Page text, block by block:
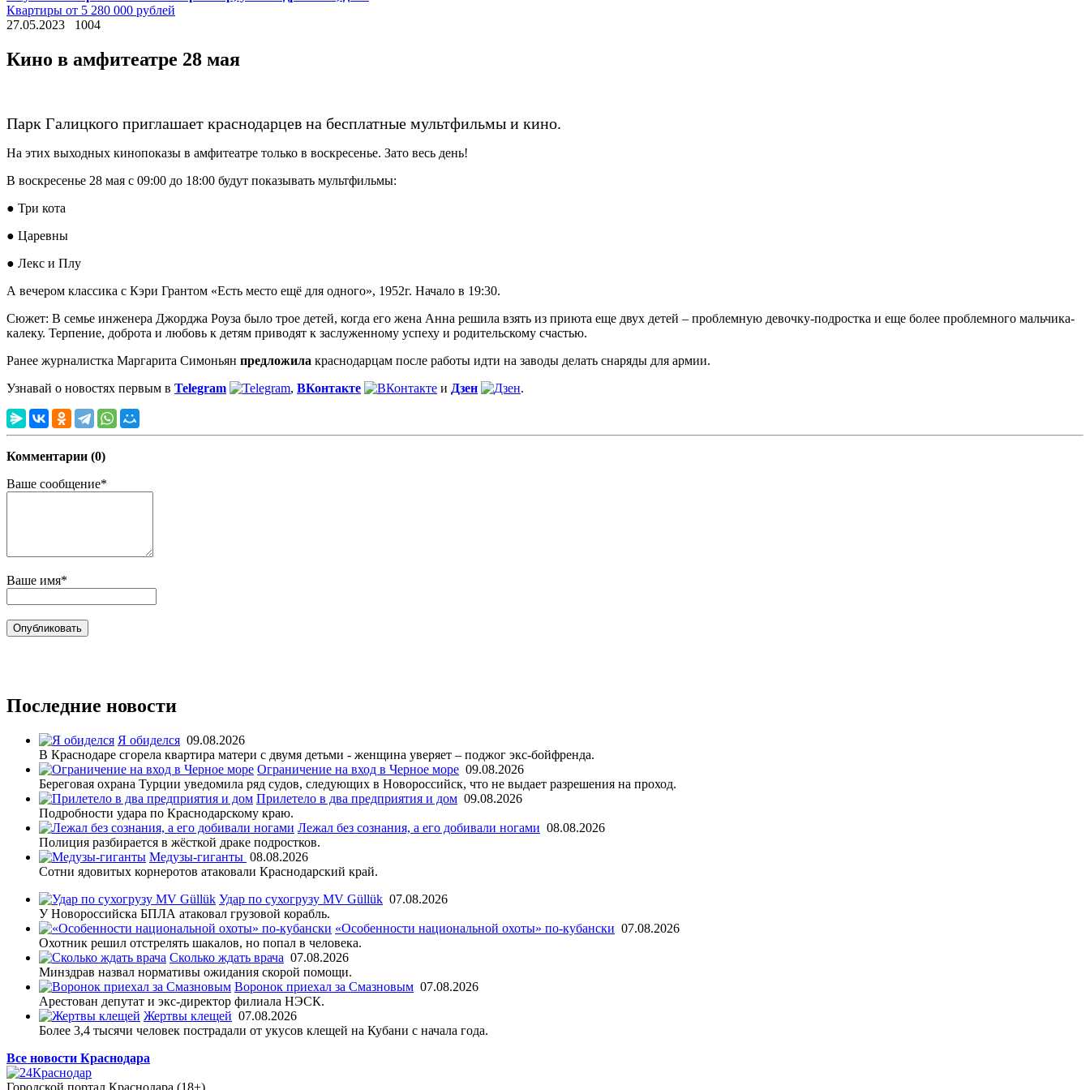
Квартиры от 5 280 000 рублей
27.05.2023
1004
Кино в амфитеатре 28 мая
Парк Галицкого приглашает краснодарцев на бесплатные мультфильмы и кино.
На этих выходных кинопоказы в амфитеатре только в воскресенье. Зато весь день!
В воскресенье 28 мая с 09:00 до 18:00 будут показывать мультфильмы:
● Три кота
● Царевны
● Лекс и Плу
А вечером классика с Кэри Грантом «Есть место ещё для одного», 1952г. Начало в 19:30.
Сюжет: В семье инженера Джорджа Роуза было трое детей, когда его жена Анна решила взять из приюта еще двух детей – проблемную девочку-подростка и еще более проблемного мальчика-
калеку. Терпение, доброта и любовь к детям приводят к заслуженному успеху и родительскому счастью.‌
Ранее журналистка Маргарита Симоньян предложила краснодарцам после работы идти на заводы делать снаряды для армии. ‌‌‌
Узнавай о новостях первым в Telegram , ВКонтакте и Дзен .
Комментарии (0)
Ваше сообщение*
Ваше имя*
Последние новости
Я обиделся 09.08.2026
В Краснодаре сгорела квартира матери с двумя детьми - женщина уверяет – поджог экс-бойфренда.
Ограничение на вход в Черное море 09.08.2026
Береговая охрана Турции уведомила ряд судов, следующих в Новороссийск, что не выдает разрешения на проход.
Прилетело в два предприятия и дом 09.08.2026
Подробности удара по Краснодарскому краю.
Лежал без сознания, а его добивали ногами 08.08.2026
Полиция разбирается в жёсткой драке подростков.
Медузы-гиганты 08.08.2026
Сотни ядовитых корнеротов атаковали Краснодарский край.
Удар по сухогрузу MV Güllük 07.08.2026
У Новороссийска БПЛА атаковал грузовой корабль.
«Особенности национальной охоты» по-кубански 07.08.2026
Охотник решил отстрелять шакалов, но попал в человека.
Сколько ждать врача 07.08.2026
Минздрав назвал нормативы ожидания скорой помощи.
Воронок приехал за Смазновым 07.08.2026
Арестован депутат и экс-директор филиала НЭСК.
Жертвы клещей 07.08.2026
Более 3,4 тысячи человек пострадали от укусов клещей на Кубани с начала года.
Все новости Краснодара
Городской портал Краснодара (18+)